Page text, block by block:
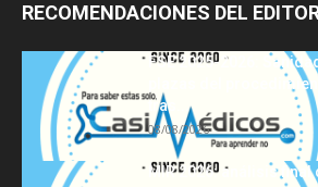
RECOMENDACIONES DEL
FSE 2025-2026:
plazas del
tras...
08/08/2026
MIR 2026: análisis